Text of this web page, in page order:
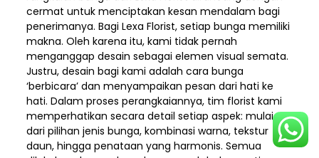
cermat untuk menciptakan kesan mendalam bagi
penerimanya. Bagi Lexa Florist, setiap bunga memiliki
makna. Oleh karena itu, kami tidak pernah
menganggap desain sebagai elemen visual semata.
Justru, desain bagi kami adalah cara bunga
‘berbicara’ dan menyampaikan pesan dari hati ke
hati. Dalam proses perangkaiannya, tim florist kami
memperhatikan secara detail setiap aspek: mulai
dari pilihan jenis bunga, kombinasi warna, tekstur
daun, hingga penataan yang harmonis. Semua